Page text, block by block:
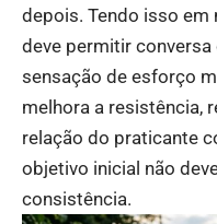
depois. Tendo isso em
deve permitir
sensação de esforço
melhora a resistência,
relação do praticante
objetivo inicial não
consistência.